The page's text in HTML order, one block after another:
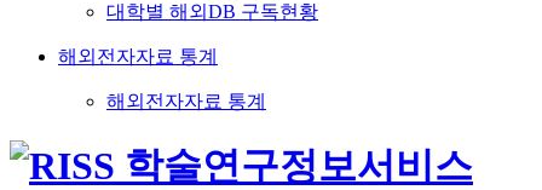
대학별 해외DB 구독현황
해외전자자료 통계
해외전자자료 통계